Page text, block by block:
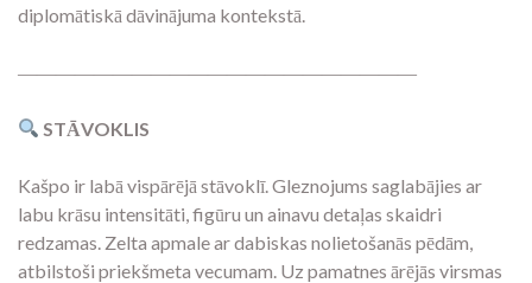
diplomātiskā dāvinājuma kontekstā.
―――――――――――――――――――――
STĀVOKLIS
Kašpo ir labā vispārējā stāvoklī. Gleznojums saglabājies ar
labu krāsu intensitāti, figūru un ainavu detaļas skaidri
redzamas. Zelta apmale ar dabiskas nolietošanās pēdām,
atbilstoši priekšmeta vecumam. Uz pamatnes ārējās virsmas